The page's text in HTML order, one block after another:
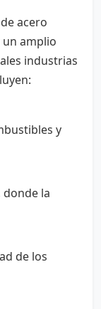
acero
amplio
industrias
y
donde la
de los